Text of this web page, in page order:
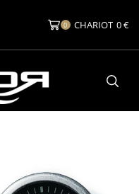
0 CHARIOT 0€